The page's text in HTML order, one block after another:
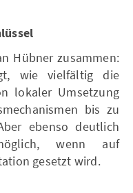
Hübner zusammen:
wie vielfältig die
lokaler Umsetzung
bis zu
ebenso deutlich
wenn auf
gesetzt wird.